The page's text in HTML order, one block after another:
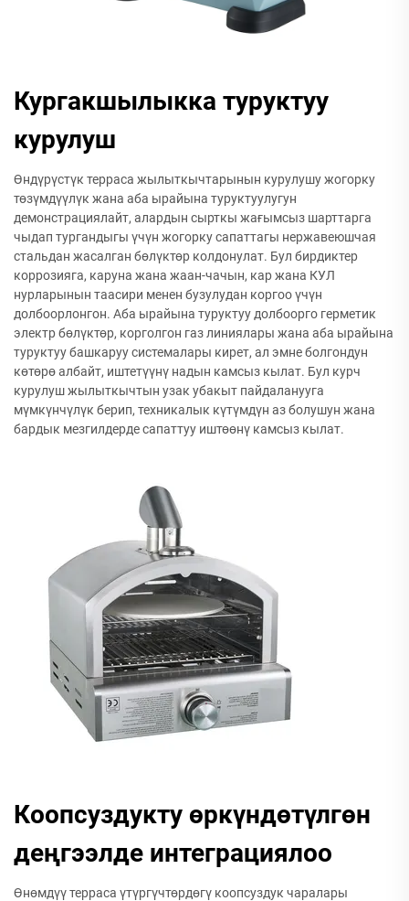
Кургакшылыкка туруктуу
курулуш
Өндүрүстүк терраса жылыткычтарынын курулушу жогорку
төзүмдүүлүк жана аба ырайына туруктуулугун
демонстрациялайт, алардын сырткы жағымсыз шарттарга
чыдап тургандыгы үчүн жогорку сапаттагы нержавеюшчая
стальдан жасалган бөлүктөр колдонулат. Бул бирдиктер
коррозияга, каруна жана жаан-чачын, кар жана КУЛ
нурларынын таасири менен бузулудан коргоо үчүн
долбоорлонгон. Аба ырайына туруктуу долбоорго герметик
электр бөлүктөр, корголгон газ линиялары жана аба ырайына
туруктуу башкаруу системалары кирет, ал эмне болгондун
көтөрө албайт, иштетүүнү надын камсыз кылат. Бул курч
курулуш жылыткычтын узак убакыт пайдаланууга
мүмкүнчүлүк берип, техникалык күтүмдүн аз болушун жана
бардык мезгилдерде сапаттуу иштөөнү камсыз кылат.
Коопсуздукту өркүндөтүлгөн
деңгээлде интеграциялоо
Өнөмдүү терраса үтүргүчтөрдөгү коопсуздук чаралары